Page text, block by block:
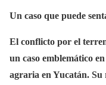
Un caso que puede
El conflicto por el
un caso emblemático
agraria en Yucatán. Su